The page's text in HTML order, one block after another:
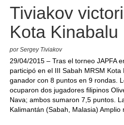
Tiviakov
Kota Kinabalu
por Sergey Tiviakov
29/04/2015 – Tras el torneo JAPFA
participó en el III Sabah MRSM
ganador con 8 puntos en 9 rondas.
ocuparon dos jugadores filipinos
Nava; ambos sumaron 7,5 puntos.
Kalimantán (Sabah, Malasia) Amplio